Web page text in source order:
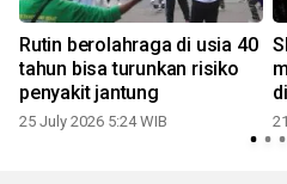
Rutin berolahraga di usia 40
tahun bisa turunkan risiko
penyakit jantung
25 July 2026 5:24 WIB